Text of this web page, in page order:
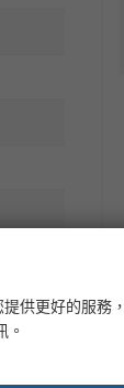
供更好的服務
。